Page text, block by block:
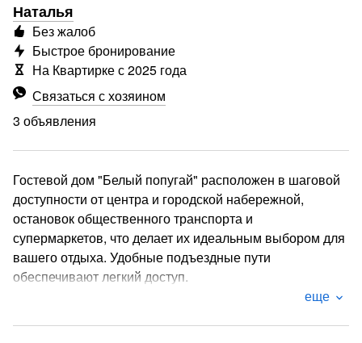
Наталья
Связаться с хозяином
3 объявления
Без жалоб
Быстрое бронирование
На Квартирке с 2025 года
Гостевой дом "Белый попугай" расположен в шаговой
доступности от центра и городской набережной,
остановок общественного транспорта и
супермаркетов, что делает их идеальным выбором для
вашего отдыха. Удобные подъездные пути
обеспечивают легкий доступ.
Номер улучшенный с 1 односпальной и 1 двуспальной
кроватью
еще